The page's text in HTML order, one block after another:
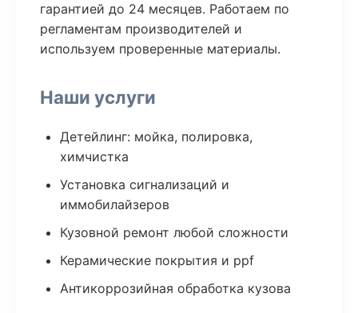
гарантией до 24 месяцев. Работаем по
регламентам производителей и
используем проверенные материалы.
Наши услуги
Детейлинг: мойка, полировка,
химчистка
Установка сигнализаций и
иммобилайзеров
Кузовной ремонт любой сложности
Керамические покрытия и ppf
Антикоррозийная обработка кузова